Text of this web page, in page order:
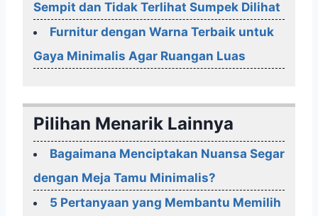
Sempit dan Tidak Terlihat Sumpek Dilihat
Furnitur dengan Warna Terbaik untuk
Gaya Minimalis Agar Ruangan Luas
Pilihan Menarik Lainnya
Bagaimana Menciptakan Nuansa Segar
dengan Meja Tamu Minimalis?
5 Pertanyaan yang Membantu Memilih